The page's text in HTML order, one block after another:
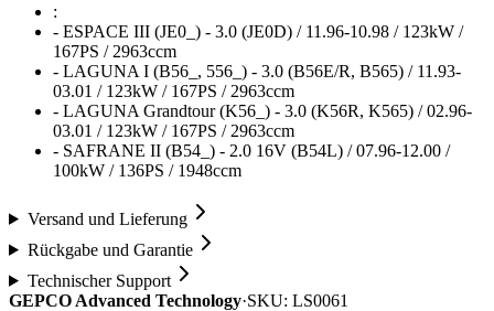
:
- ESPACE III (JE0_) - 3.0 (JE0D) / 11.96-10.98 / 123kW /
167PS / 2963ccm
- LAGUNA I (B56_, 556_) - 3.0 (B56E/R, B565) / 11.93-
03.01 / 123kW / 167PS / 2963ccm
- LAGUNA Grandtour (K56_) - 3.0 (K56R, K565) / 02.96-
03.01 / 123kW / 167PS / 2963ccm
- SAFRANE II (B54_) - 2.0 16V (B54L) / 07.96-12.00 /
100kW / 136PS / 1948ccm
Versand und Lieferung
Rückgabe und Garantie
Technischer Support
GEPCO Advanced Technology·SKU: LS0061